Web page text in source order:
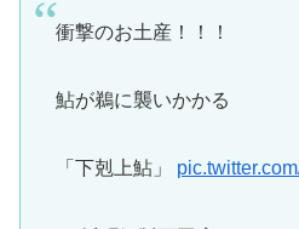
衝撃のお土産！！！
鮎が鵜に襲いかかる
「下剋上鮎」